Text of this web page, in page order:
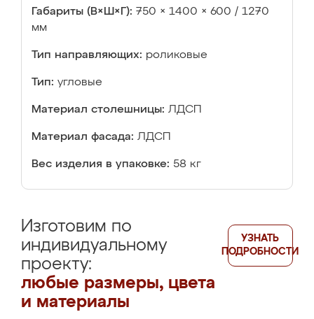
Габариты (В×Ш×Г): 750 × 1400 × 600 / 1270
мм
Тип направляющих: роликовые
Тип: угловые
Материал столешницы: ЛДСП
Материал фасада: ЛДСП
Вес изделия в упаковке: 58 кг
Изготовим по
индивидуальному
проекту:
любые размеры, цвета
и материалы
УЗНАТЬ
ПОДРОБНОСТИ